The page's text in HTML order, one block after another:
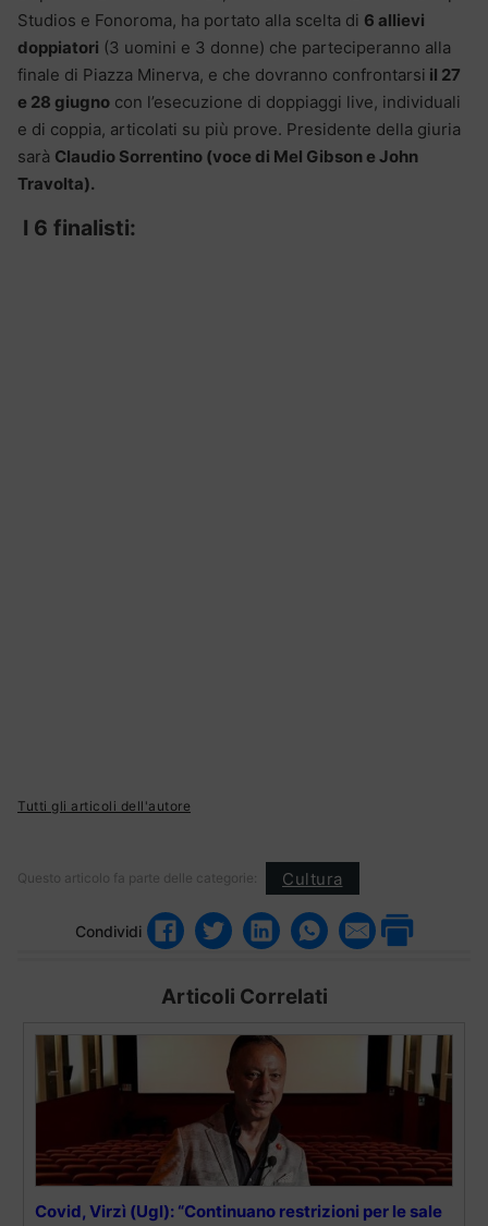
Studios e Fonoroma, ha portato alla scelta di 6 allievi
doppiatori (3 uomini e 3 donne) che parteciperanno alla
finale di Piazza Minerva, e che dovranno confrontarsi il 27
e 28 giugno con l’esecuzione di doppiaggi live, individuali
e di coppia, articolati su più prove. Presidente della giuria
sarà Claudio Sorrentino (voce di Mel Gibson e John
Travolta).
I 6 finalisti:
Tutti gli articoli dell'autore
Questo articolo fa parte delle categorie: Cultura
Condividi
Articoli Correlati
Covid, Virzì (Ugl): “Continuano restrizioni per le sale